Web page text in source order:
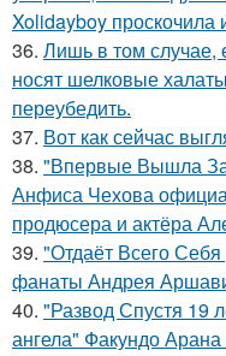
Xolidayboy проскочила
36. Лишь в том случае,
носят шелковые
переубедить.
37. Вот как сейчас
38. "Впервые Вышла
Анфиса Чехова
продюсера и актёра
39. "Отдаёт Всего
фанаты Андрея
40. "Развод Спустя 19
ангела" Факундо